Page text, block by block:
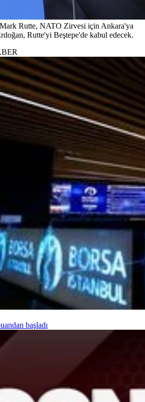
Rutte, NATO Zirvesi için Ankara'ya
Rutte'yi Beştepe'de kabul edecek.
başladı